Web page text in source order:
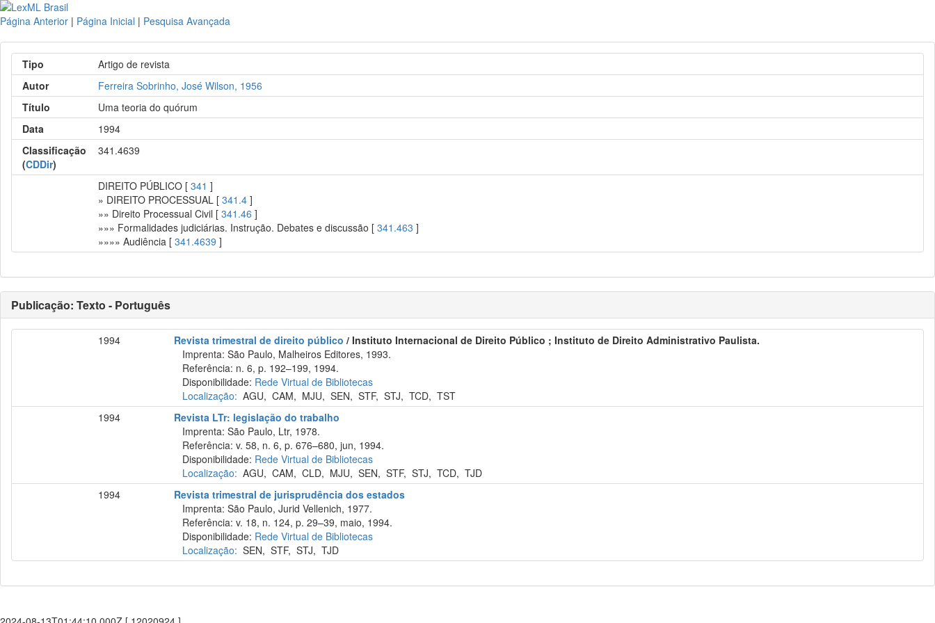
Página Anterior | Página Inicial | Pesquisa Avançada
Tipo
Artigo de revista
Autor
Ferreira Sobrinho, José Wilson, 1956
Título
Uma teoria do quórum
Data
1994
Classificação
(CDDir)
341.4639
DIREITO PÚBLICO [341 ]
» DIREITO PROCESSUAL [341.4 ]
»» Direito Processual Civil [341.46 ]
»»» Formalidades judiciárias. Instrução. Debates e discussão [341.463 ]
»»»» Audiência [341.4639 ]
Publicação: Texto - Português
1994 Revista trimestral de direito público / Instituto Internacional de Direito Público ; Instituto de Direito Administrativo Paulista.
Imprenta: São Paulo, Malheiros Editores, 1993.
Referência: n. 6, p. 192–199, 1994.
Disponibilidade: Rede Virtual de Bibliotecas
Localização: AGU,CAM, MJU,SEN,STF,STJ,TCD,TST
1994
Revista LTr: legislação do trabalho
Imprenta: São Paulo, Ltr, 1978.
Referência: v. 58, n. 6, p. 676–680, jun, 1994.
Disponibilidade: Rede Virtual de Bibliotecas
Localização: AGU,CAM,CLD, MJU,SEN,STF,STJ,TCD,TJD
1994
Revista trimestral de jurisprudência dos estados
Imprenta: São Paulo, Jurid Vellenich, 1977.
Referência: v. 18, n. 124, p. 29–39, maio, 1994.
Disponibilidade: Rede Virtual de Bibliotecas
Localização: SEN,STF,STJ,TJD